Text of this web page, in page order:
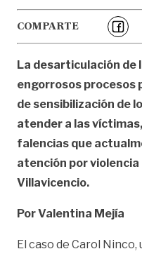
COMPARTE
La desarticulación de
engorrosos procesos
de sensibilización de
atender a las
falencias que
atención por
Villavicencio.
Por Valentina Mejía
El caso de Carol